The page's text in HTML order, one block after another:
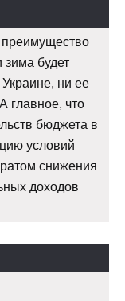
преимущество
будет
ни ее
главное, что
бюджета в
условий
снижения
доходов